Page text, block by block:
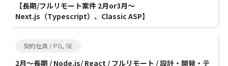
【長期/フルリモート案件 2月or3月～
Next.js（Typescript）、Classic ASP】
契約社員 / PG, SE
2月～長期 / Node.js/ React / フルリモート / 設計・開発・テ